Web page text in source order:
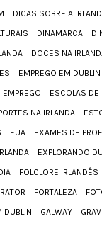
DICAS SOBRE A
DINAMARCA
DOCES NA
EMPREGO EM DUBLIN
EMPREGO
ESCOLAS DE
NA IRLANDA
EUA
EXAMES DE
EXPLORANDO
FOLCLORE IRLANDÊS
FORTALEZA
DUBLIN
GALWAY